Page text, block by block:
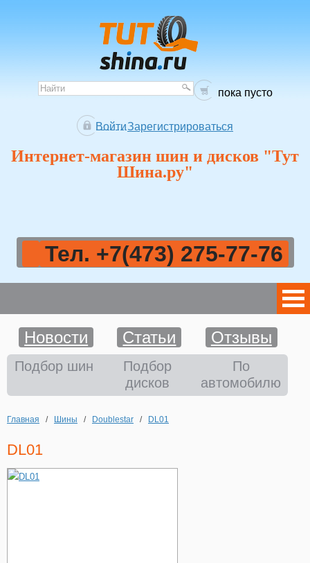
пока пусто
Зарегистрироваться
Войти
Интернет-магазин шин и дисков "Тут
Шина.ру"
Тел. +7(473) 275-77-76
Шины
Диски
Аккумуляторы
Аксессуары
Новости Статьи Отзывы
Подбор шин
Подбор
дисков
По
автомобилю
Главная / Шины / Doublestar / DL01
DL01